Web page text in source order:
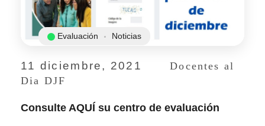
11 diciembre, 2021
Docentes al
Dia DJF
Evaluación Noticias
Consulte AQUÍ su centro de evaluación